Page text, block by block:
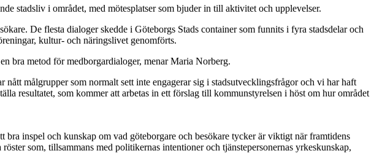
stadsliv i området, med mötesplatser som bjuder in till aktivitet och upplevelser.
De flesta dialoger skedde i Göteborgs Stads container som funnits i fyra stadsdelar och
kultur- och näringslivet genomförts.
bra metod för medborgardialoger, menar Maria Norberg.
målgrupper som normalt sett inte engagerar sig i stadsutvecklingsfrågor och vi har haft
resultatet, som kommer att arbetas in ett förslag till kommunstyrelsen i höst om hur området
inspel och kunskap om vad göteborgare och besökare tycker är viktigt när framtidens
som, tillsammans med politikernas intentioner och tjänstepersonernas yrkeskunskap,